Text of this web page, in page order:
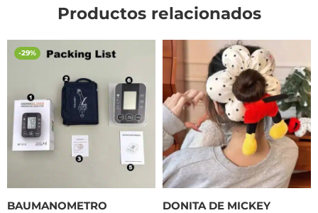
Productos relacionados
-29%
BAUMANOMETRO DONITA DE MICKEY